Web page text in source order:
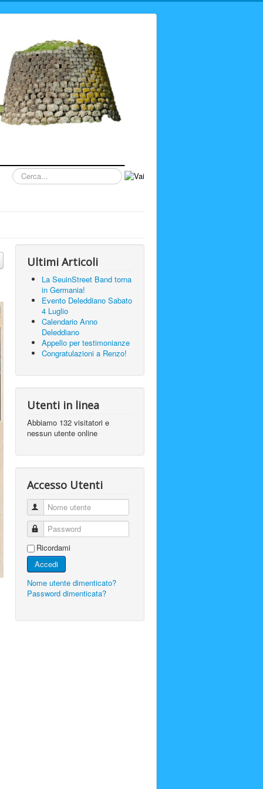
Cerca...
Ultimi Articoli
La SeuinStreet Band torna
in Germania!
Evento Deleddiano Sabato
4 Luglio
Calendario Anno
Deleddiano
Appello per testimonianze
Congratulazioni a Renzo!
Utenti in linea
Abbiamo 132 visitatori e
nessun utente online
Accesso Utenti
Nome utente
Password
Ricordami
Accedi
Nome utente dimenticato?
Password dimenticata?